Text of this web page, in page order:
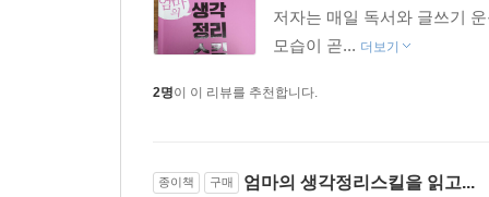
저자는 매일 독서와 글쓰기
모습이 곧... 더보기
2명이 이 리뷰를 추천합니다.
종이책 구매 엄마의 생각정리스킬을 읽고...